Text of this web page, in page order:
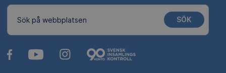
Sök på webbplatsen SÖK